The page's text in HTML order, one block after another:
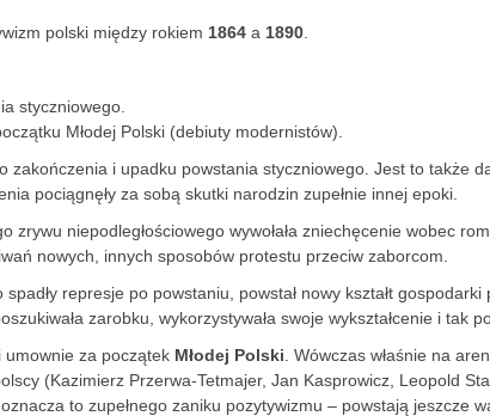
polski między rokiem 1864 a 1890
styczniowego.
Młodej Polski (debiuty modernistów).
zakończenia i upadku powstania styczniowego. Jest to także
pociągnęły za sobą skutki narodzin zupełnie innej epoki.
zrywu niepodległościowego wywołała zniechęcenie wobec
nowych, innych sposobów protestu przeciw zaborcom.
represje po powstaniu, powstał nowy kształt gospodarki
zarobku, wykorzystywała swoje wykształcenie i tak
za początek Młodej Polski . Wówczas właśnie na
(Kazimierz Przerwa-Tetmajer, Jan Kasprowicz, Leopold
to zupełnego zaniku pozytywizmu – powstają jeszcze